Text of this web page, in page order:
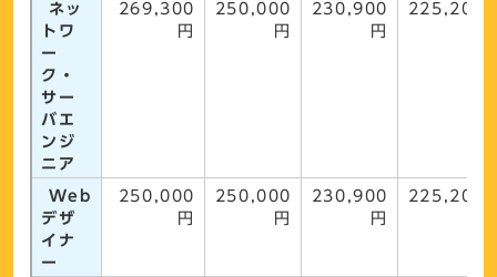
ネッ
トワ
ー
ク・
サー
バエ
ンジ
ニア
269,300
円
250,000
円
230,900
円
225,200
Web
デザ
イナ
ー
250,000
円
250,000
円
230,900
円
225,200